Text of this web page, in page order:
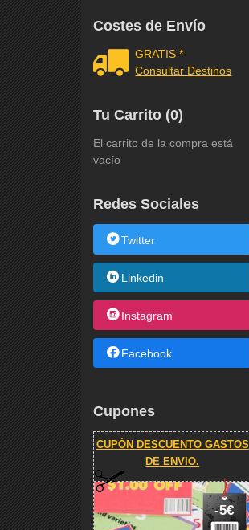
Costes de Envío
GRATIS *
Consultar Destinos
Tu Carrito (0)
El carrito de la compra está
vacío
Redes Sociales
Twitter
Linkedin
Instagram
Facebook
Cupones
CUPÓN DESCUENTO GASTOS
DE ENVIO.
-5€